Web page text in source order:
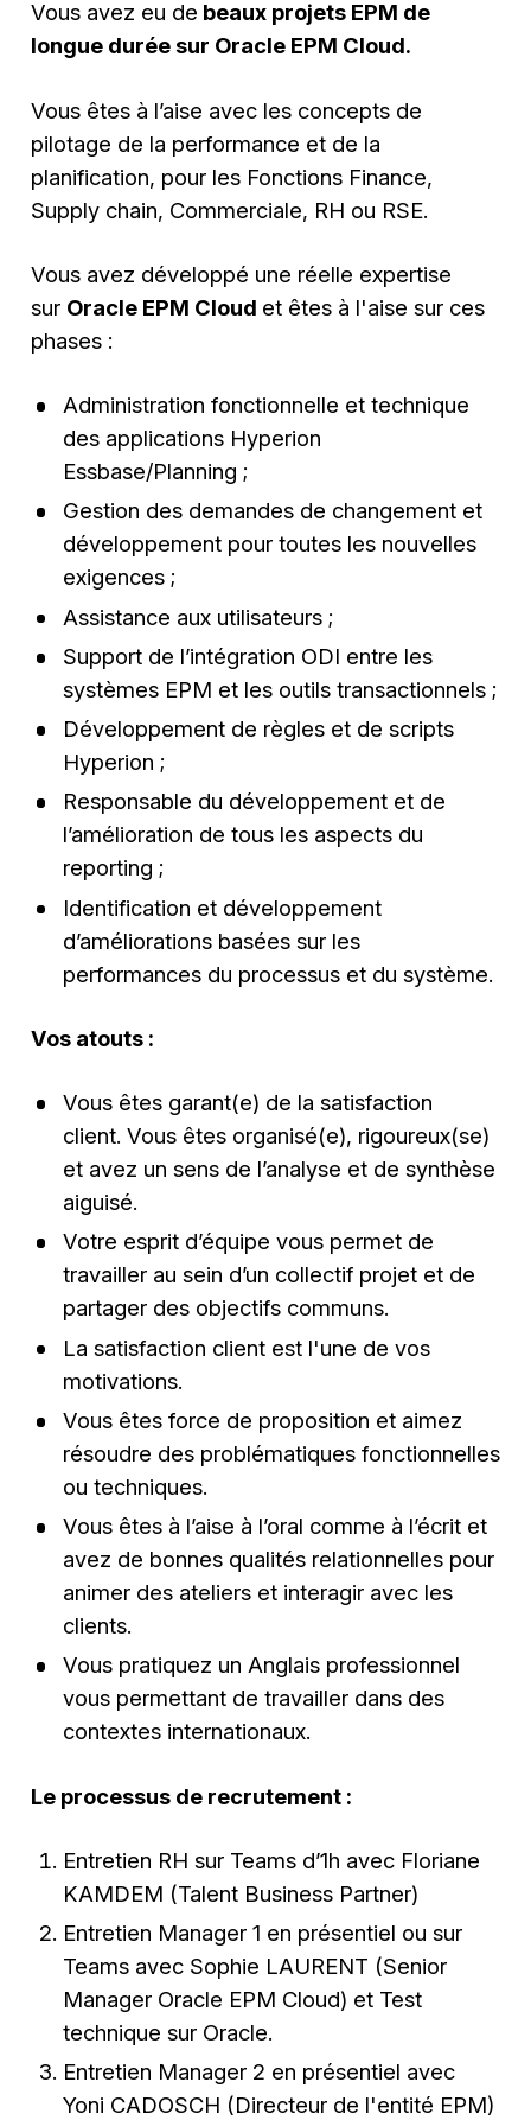
Vous avez eu de beaux projets EPM de
longue durée sur Oracle EPM Cloud.
Vous êtes à l’aise avec les concepts de
pilotage de la performance et de la
planification, pour les Fonctions Finance,
Supply chain, Commerciale, RH ou RSE.
Vous avez développé une réelle expertise
sur Oracle EPM Cloud et êtes à l'aise sur ces
phases :
Administration fonctionnelle et technique
des applications Hyperion
Essbase/Planning ;
Gestion des demandes de changement et
développement pour toutes les nouvelles
exigences ;
Assistance aux utilisateurs ;
Support de l’intégration ODI entre les
systèmes EPM et les outils transactionnels ;
Développement de règles et de scripts
Hyperion ;
Responsable du développement et de
l’amélioration de tous les aspects du
reporting ;
Identification et développement
d’améliorations basées sur les
performances du processus et du système.
Vos atouts :
Vous êtes garant(e) de la satisfaction
client. Vous êtes organisé(e), rigoureux(se)
et avez un sens de l’analyse et de synthèse
aiguisé.
Votre esprit d’équipe vous permet de
travailler au sein d’un collectif projet et de
partager des objectifs communs.
La satisfaction client est l'une de vos
motivations.
Vous êtes force de proposition et aimez
résoudre des problématiques fonctionnelles
ou techniques.
Vous êtes à l’aise à l’oral comme à l’écrit et
avez de bonnes qualités relationnelles pour
animer des ateliers et interagir avec les
clients.
Vous pratiquez un Anglais professionnel
vous permettant de travailler dans des
contextes internationaux.
Le processus de recrutement :
Entretien RH sur Teams d’1h avec Floriane
KAMDEM (Talent Business Partner)
Entretien Manager 1 en présentiel ou sur
Teams avec Sophie LAURENT (Senior
Manager Oracle EPM Cloud) et Test
technique sur Oracle.
Entretien Manager 2 en présentiel avec
Yoni CADOSCH (Directeur de l'entité EPM)